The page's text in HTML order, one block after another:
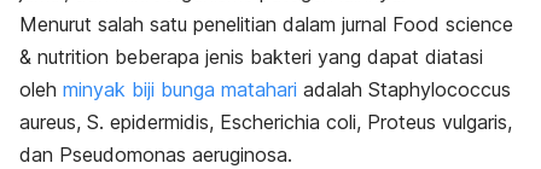
Menurut salah satu penelitian dalam jurnal Food science
& nutrition beberapa jenis bakteri yang dapat diatasi
oleh minyak biji bunga matahari adalah Staphylococcus
aureus, S. epidermidis, Escherichia coli, Proteus vulgaris,
dan Pseudomonas aeruginosa.